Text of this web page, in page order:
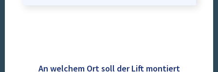
An welchem Ort soll der Lift montiert